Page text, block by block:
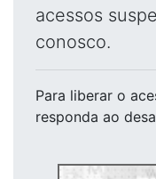
acessos
conosco.
Para liberar o
responda ao